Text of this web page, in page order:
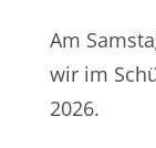
Am
wir im
2026.